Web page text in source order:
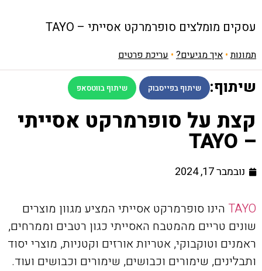
עסקים מומלצים סופרמרקט אסייתי – TAYO
תמונות• איך מגיעים? • עריכת פרטים
שיתוף: שיתוף בפייסבוק שיתוף בווטסאפ
קצת על סופרמרקט אסייתי
– TAYO
נובמבר 17, 2024
TAYO הינו סופרמרקט אסייתי המציע מגוון מוצרים
שונים טריים מהמטבח האסייתי כגון רטבים וממרחים,
ראמנים וטוקבוקי, אטריות אורזים וקטניות, מוצרי יסוד
ותבלינים, שימורים וכבושים, שימורים וכבושים ועוד.